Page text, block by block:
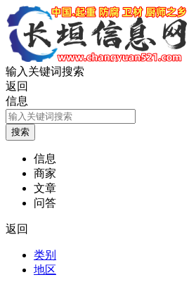
输入关键词搜索
返回
信息
信息
商家
文章
问答
返回
类别
地区